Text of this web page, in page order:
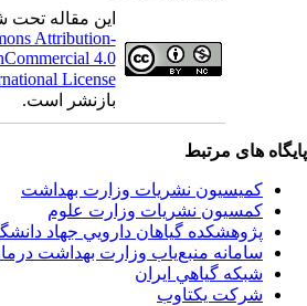
این مقاله تحت
Attribution-
NonCommercial 4.0
License
بازنشر است.
های مرتبط
کمیسیون نشریات وزارت بهداشت
کمسیون نشریات وزارت علوم
پژوهشكده گياهان دارويي جهاد
سامانه منبع‌ياب وزارت بهداشت
شبكه گياهي ايران
شرکت یکتاوب